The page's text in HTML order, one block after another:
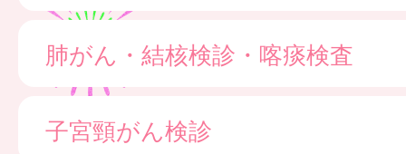
肺がん・結核検診・喀痰検査
子宮頸がん検診